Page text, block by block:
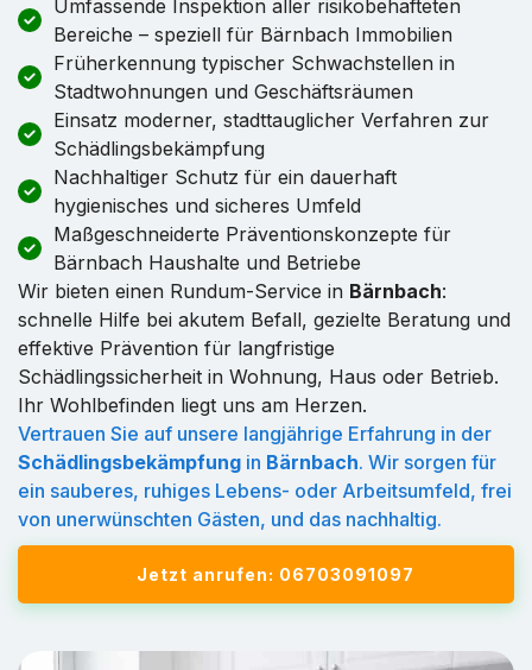
Umfassende Inspektion aller risikobehafteten
Bereiche – speziell für Bärnbach Immobilien
Früherkennung typischer Schwachstellen in
Stadtwohnungen und Geschäftsräumen
Einsatz moderner, stadttauglicher Verfahren zur
Schädlingsbekämpfung
Nachhaltiger Schutz für ein dauerhaft
hygienisches und sicheres Umfeld
Maßgeschneiderte Präventionskonzepte für
Bärnbach Haushalte und Betriebe
Wir bieten einen Rundum-Service in Bärnbach:
schnelle Hilfe bei akutem Befall, gezielte Beratung und
effektive Prävention für langfristige
Schädlingssicherheit in Wohnung, Haus oder Betrieb.
Ihr Wohlbefinden liegt uns am Herzen.
Vertrauen Sie auf unsere langjährige Erfahrung in der
Schädlingsbekämpfung in Bärnbach. Wir sorgen für
ein sauberes, ruhiges Lebens- oder Arbeitsumfeld, frei
von unerwünschten Gästen, und das nachhaltig.
Jetzt anrufen: 06703091097